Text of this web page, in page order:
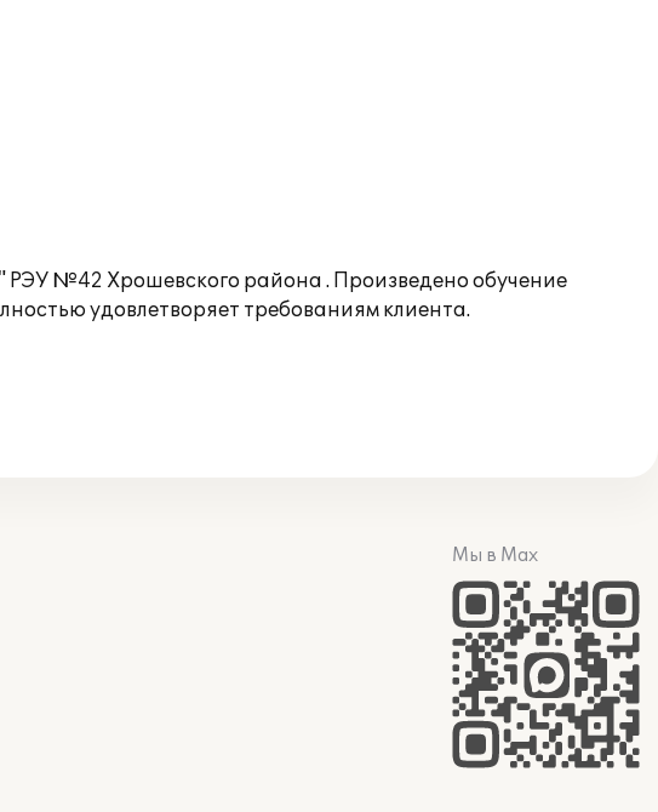
РЭУ №42 Хрошевского района . Произведено обучение
удовлетворяет требованиям клиента.
Мы в Max